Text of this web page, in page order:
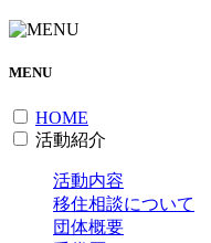
MENU
HOME
活動紹介
活動内容
移住相談について
団体概要